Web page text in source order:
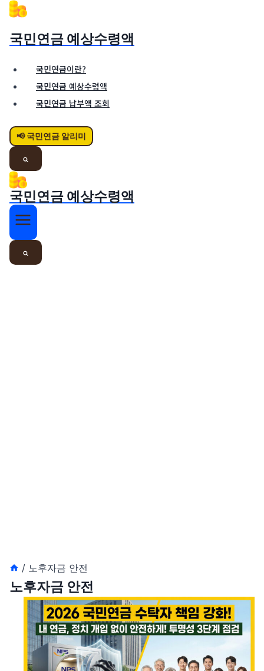
Skip
content
국민연금 예상수령액
국민연금이란?
국민연금 예상수령액
국민연금 납부액 조회
📢 국민연금 알리미
국민연금 예상수령액
/ 노후자금 안전
노후자금 안전